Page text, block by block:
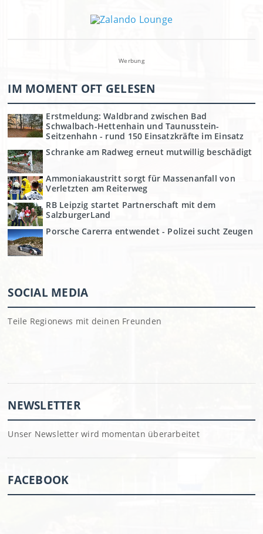
Werbung
IM MOMENT OFT GELESEN
Erstmeldung: Waldbrand zwischen Bad
Schwalbach-Hettenhain und Taunusstein-
Seitzenhahn - rund 150 Einsatzkräfte im Einsatz
Schranke am Radweg erneut mutwillig beschädigt
Ammoniakaustritt sorgt für Massenanfall von
Verletzten am Reiterweg
RB Leipzig startet Partnerschaft mit dem
SalzburgerLand
Porsche Carerra entwendet - Polizei sucht Zeugen
SOCIAL MEDIA
Teile Regionews mit deinen Freunden
NEWSLETTER
Unser Newsletter wird momentan überarbeitet
FACEBOOK